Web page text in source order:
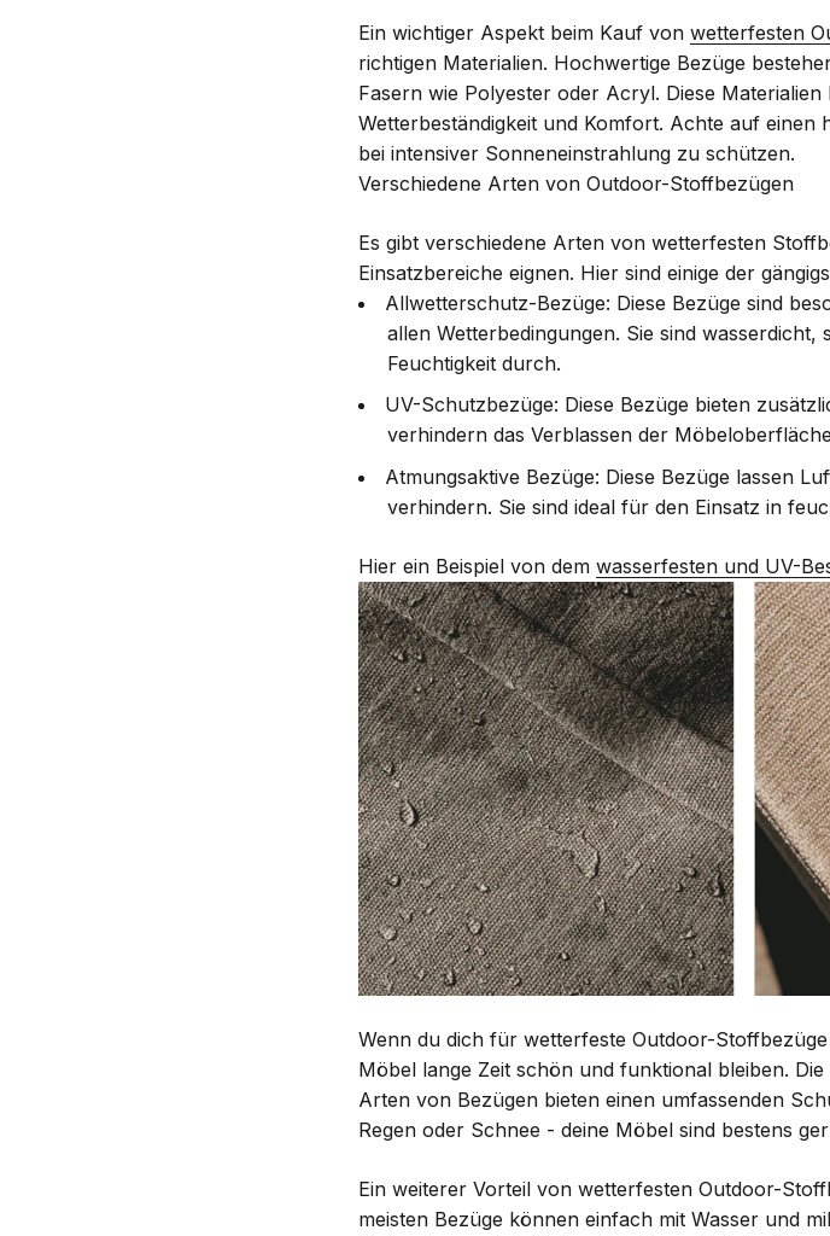
Ein wichtiger Aspekt beim Kauf von wetterfesten
richtigen Materialien. Hochwertige Bezüge
Fasern wie Polyester oder Acryl. Diese
Wetterbeständigkeit und Komfort. Achte auf
bei intensiver Sonneneinstrahlung zu schützen.
Verschiedene Arten von Outdoor-Stoffbezügen
Es gibt verschiedene Arten von wetterfesten
Einsatzbereiche eignen. Hier sind einige der
Allwetterschutz-Bezüge: Diese Bezüge sind
allen Wetterbedingungen. Sie sind wasserdicht,
Feuchtigkeit durch.
UV-Schutzbezüge: Diese Bezüge bieten
verhindern das Verblassen der
Atmungsaktive Bezüge: Diese Bezüge lassen
verhindern. Sie sind ideal für den Einsatz in
Hier ein Beispiel von dem wasserfesten und UV-
Wenn du dich für wetterfeste Outdoor-
Möbel lange Zeit schön und funktional bleiben.
Arten von Bezügen bieten einen umfassenden
Regen oder Schnee - deine Möbel sind bestens
Ein weiterer Vorteil von wetterfesten Outdoor-
meisten Bezüge können einfach mit Wasser und